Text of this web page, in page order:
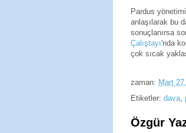
Pardus
anlaşılarak bu
sonuçlanırsa
Çalıştayı'nda
çok sıcak
zaman: Mart
Etiketler: dava,
Özgür